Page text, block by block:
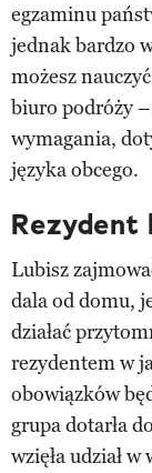
egzaminu
jednak bardzo
możesz
biuro podróży
wymagania,
języka obcego.
Rezydent
Lubisz
dala od domu,
działać
rezydentem w
obowiązków
grupa dotarła
wzięła udział